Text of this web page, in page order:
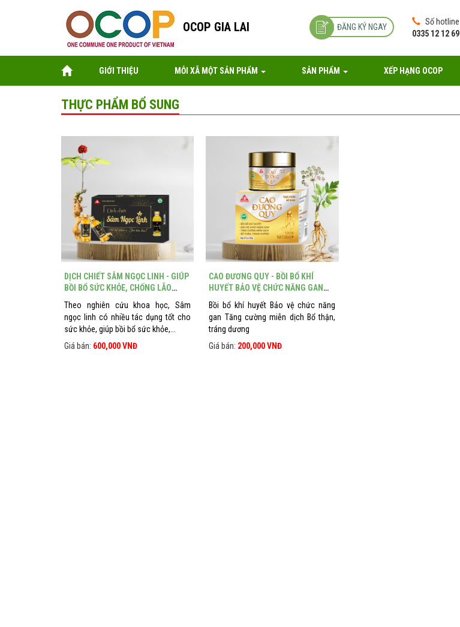
OCOP GIA LAI ĐĂNG KÝ NGAY
Số hotline
0335 12 12 69
GIỚI THIỆU MỖI XÃ MỘT SẢN PHẨM SẢN PHẨM XẾP HẠNG OCOP
THỰC PHẨM BỔ SUNG
DỊCH CHIẾT SÂM NGỌC LINH - GIÚP
BỒI BỔ SỨC KHỎE, CHỐNG LÃO
HÓA, THANH NHIỆT GIẢI ĐỘC
Theo nghiên cứu khoa học, Sâm
ngọc linh có nhiều tác dụng tốt cho
sức khỏe, giúp bồi bổ sức khỏe,...
Giá bán: 600,000 VNĐ
CAO ĐƯƠNG QUY - BỒI BỔ KHÍ
HUYẾT BẢO VỆ CHỨC NĂNG GAN
TĂNG CƯỜNG MIỄN DỊCH
Bồi bổ khí huyết Bảo vệ chức năng
gan Tăng cường miễn dịch Bổ thận,
tráng dương
Giá bán: 200,000 VNĐ